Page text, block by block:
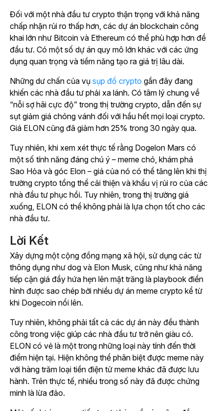
Đối với một nhà đầu tư crypto thận trọng với khả năng
chấp nhận rủi ro thấp hơn, các dự án blockchain công
khai lớn như Bitcoin và Ethereum có thể phù hợp hơn để
đầu tư. Có một số dự án quy mô lớn khác với các ứng
dụng quan trọng và tiềm năng tạo ra giá trị lâu dài.
Những dư chấn của vụ sụp đổ crypto gần đây đang
khiến các nhà đầu tư phải xa lánh. Có tâm lý chung về
“nỗi sợ hãi cực độ” trong thị trường crypto, dẫn đến sự
sụt giảm giá chóng vánh đối với hầu hết mọi loại crypto.
Giá ELON cũng đã giảm hơn 25% trong 30 ngày qua.
Tuy nhiên, khi xem xét thực tế rằng Dogelon Mars có
một số tính năng đáng chú ý – meme chó, khám phá
Sao Hỏa và góc Elon – giá của nó có thể tăng lên khi thị
trường crypto tổng thể cải thiện và khẩu vị rủi ro của các
nhà đầu tư phục hồi. Tuy nhiên, trong thị trường giá
xuống, ELON có thể không phải là lựa chọn tốt cho các
nhà đầu tư.
Lời Kết
Xây dựng một cộng đồng mạng xã hội, sử dụng các từ
thông dụng như dog và Elon Musk, cũng như khả năng
tiếp cận giá đầy hứa hẹn lên mặt trăng là playbook điển
hình được sao chép bởi nhiều dự án meme crypto kể từ
khi Dogecoin nổi lên.
Tuy nhiên, không phải tất cả các dự án này đều thành
công trong việc giúp các nhà đầu tư trở nên giàu có.
ELON có vẻ là một trong những loại này tính đến thời
điểm hiện tại. Hiện không thể phân biệt được meme này
với hàng trăm loại tiền điện tử meme khác đã được lưu
hành. Trên thực tế, nhiều trong số này đã được chứng
minh là lừa đảo.